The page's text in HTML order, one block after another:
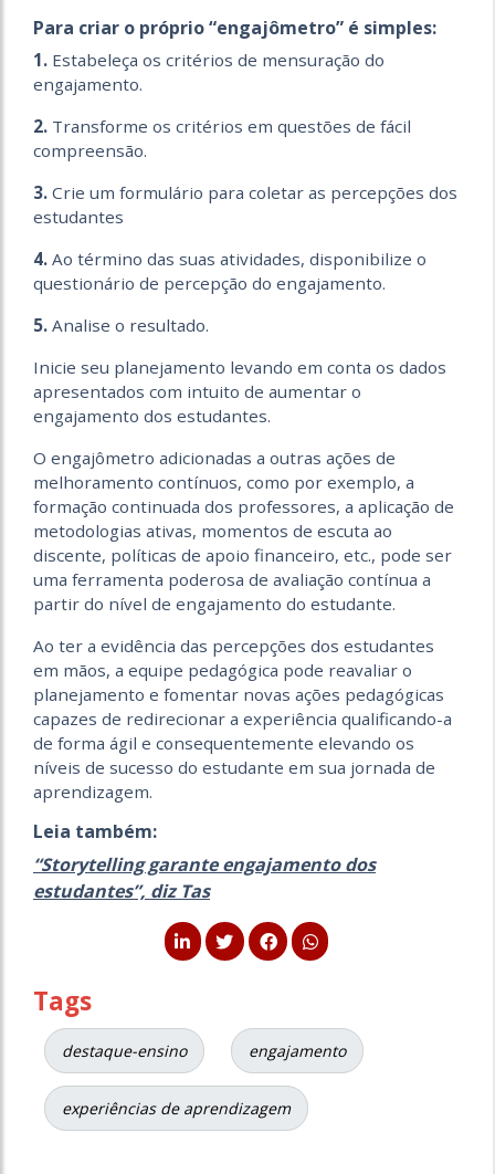
Para criar o próprio “engajômetro” é simples:
1. Estabeleça os critérios de mensuração do
engajamento.
2. Transforme os critérios em questões de fácil
compreensão.
3. Crie um formulário para coletar as percepções dos
estudantes
4. Ao término das suas atividades, disponibilize o
questionário de percepção do engajamento.
5. Analise o resultado.
Inicie seu planejamento levando em conta os dados
apresentados com intuito de aumentar o
engajamento dos estudantes.
O engajômetro adicionadas a outras ações de
melhoramento contínuos, como por exemplo, a
formação continuada dos professores, a aplicação de
metodologias ativas, momentos de escuta ao
discente, políticas de apoio financeiro, etc., pode ser
uma ferramenta poderosa de avaliação contínua a
partir do nível de engajamento do estudante.
Ao ter a evidência das percepções dos estudantes
em mãos, a equipe pedagógica pode reavaliar o
planejamento e fomentar novas ações pedagógicas
capazes de redirecionar a experiência qualificando-a
de forma ágil e consequentemente elevando os
níveis de sucesso do estudante em sua jornada de
aprendizagem.
Leia também:
“Storytelling garante engajamento dos
estudantes”, diz Tas
Tags
destaque-ensino engajamento
experiências de aprendizagem